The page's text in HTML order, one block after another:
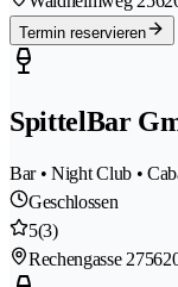
Termin reservieren
SpittelBar
Bar • Night Club •
Geschlossen
5(3)
Rechengasse 27